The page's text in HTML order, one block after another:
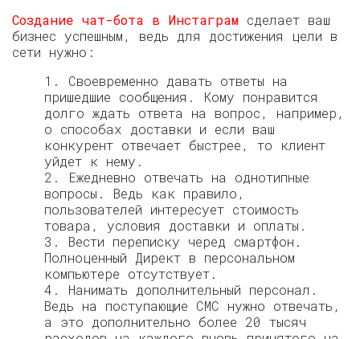
Создание чат-бота в Инстаграм сделает ваш
бизнес успешным, ведь для достижения цели в
сети нужно:
1. Своевременно давать ответы на
пришедшие сообщения. Кому понравится
долго ждать ответа на вопрос, например,
о способах доставки и если ваш
конкурент отвечает быстрее, то клиент
уйдет к нему.
2. Ежедневно отвечать на однотипные
вопросы. Ведь как правило,
пользователей интересует стоимость
товара, условия доставки и оплаты.
3. Вести переписку черед смартфон.
Полноценный Директ в персональном
компьютере отсутствует.
4. Нанимать дополнительный персонал.
Ведь на поступающие СМС нужно отвечать,
а это дополнительно более 20 тысяч